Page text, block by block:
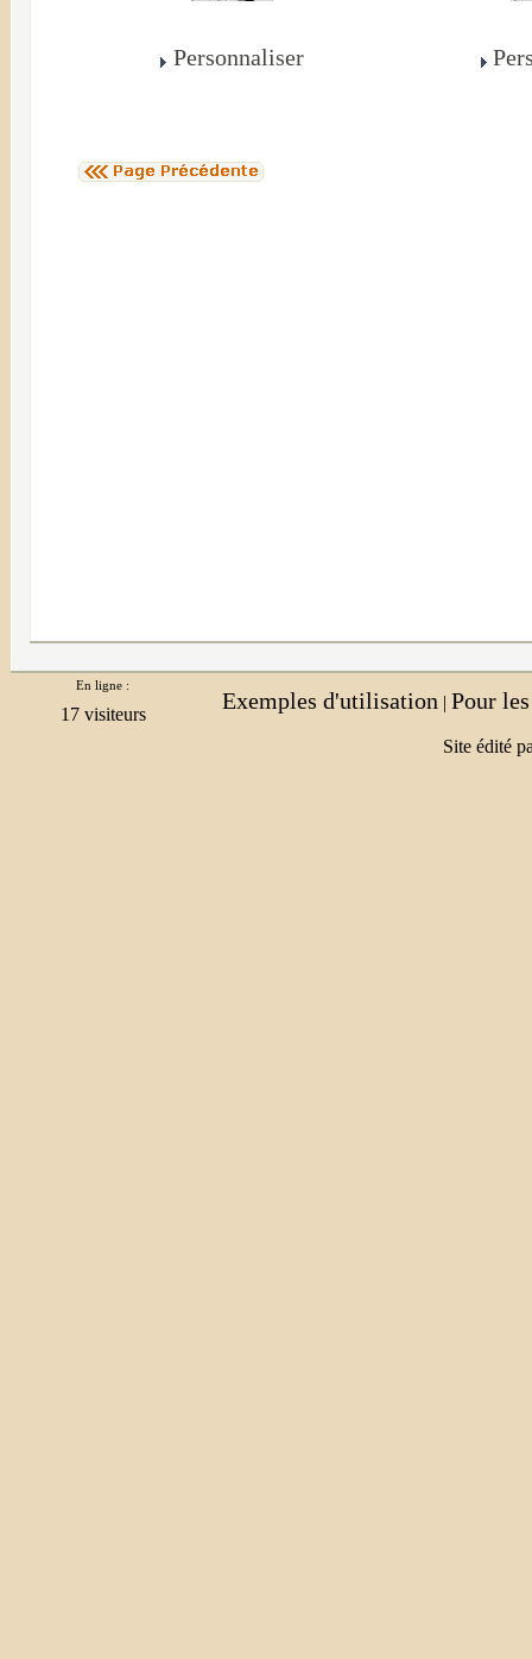
Personnaliser
En ligne :
Exemples d'utilisation | Pour
Site édité